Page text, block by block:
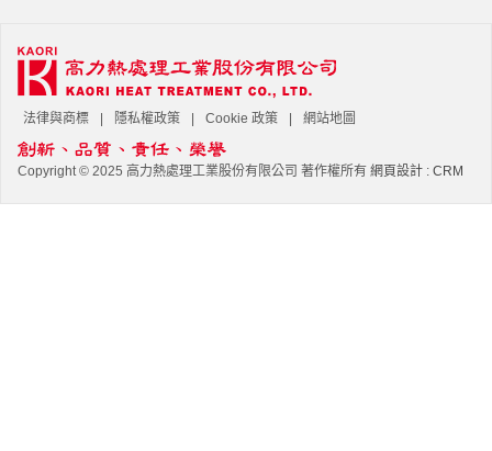
法律與商標 隱私權政策 Cookie 政策 網站地圖
Copyright © 2025 高力熱處理工業股份有限公司 著作權所有 網頁設計 : CRM